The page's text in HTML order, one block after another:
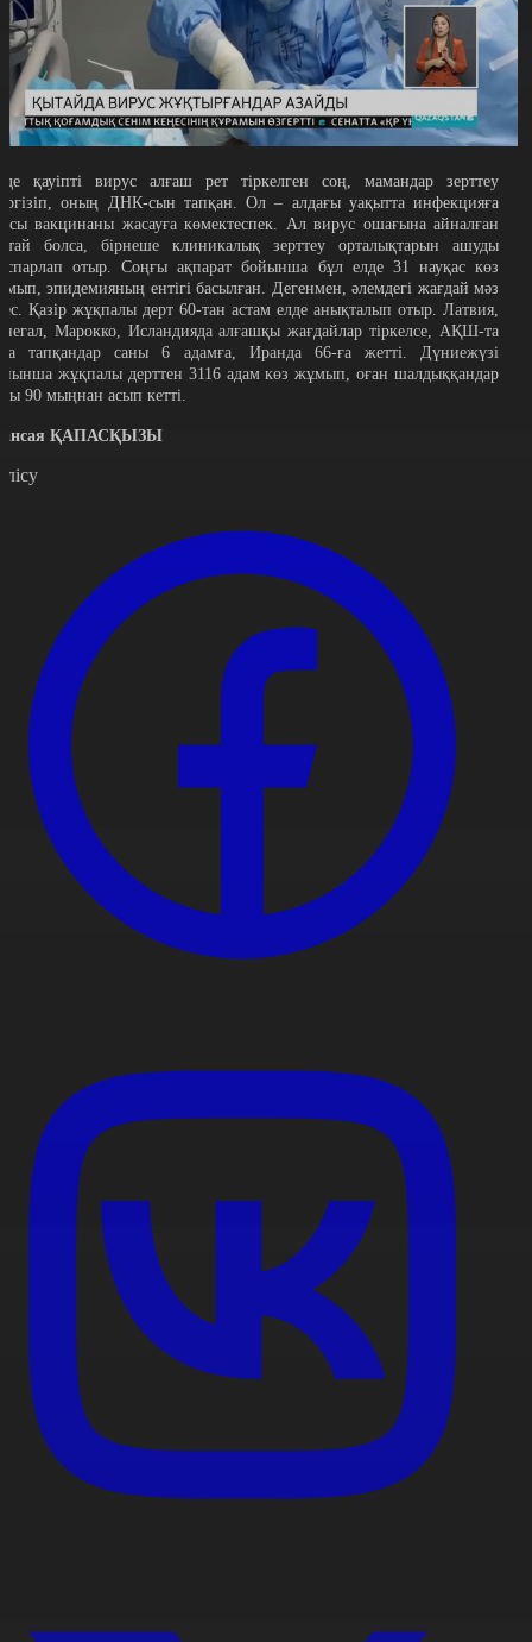
қауіпті вирус алғаш рет тіркелген соң, мамандар зерттеу
оның ДНК-сын тапқан. Ол – алдағы уақытта инфекцияға
вакцинаны жасауға көмектеспек. Ал вирус ошағына айналған
болса, бірнеше клиникалық зерттеу орталықтарын ашуды
отыр. Соңғы ақпарат бойынша бұл елде 31 науқас көз
эпидемияның ентігі басылған. Дегенмен, әлемдегі жағдай мәз
Қазір жұқпалы дерт 60-тан астам елде анықталып отыр. Латвия,
Марокко, Исландияда алғашқы жағдайлар тіркелсе, АҚШ-та
тапқандар саны 6 адамға, Иранда 66-ға жетті. Дүниежүзі
жұқпалы дерттен 3116 адам көз жұмып, оған шалдыққандар
90 мыңнан асып кетті.
ҚАПАСҚЫЗЫ